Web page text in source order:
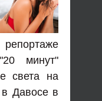
минут"
света на
в Давосе в